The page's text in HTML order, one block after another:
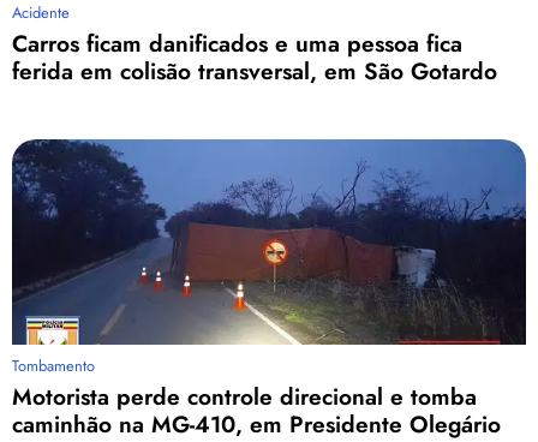
Acidente
Carros ficam danificados e uma pessoa fica
ferida em colisão transversal, em São Gotardo
Tombamento
Motorista perde controle direcional e tomba
caminhão na MG-410, em Presidente Olegário